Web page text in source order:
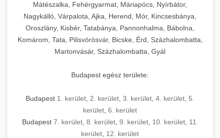
Mátészalka, Fehérgyarmat, Máriapócs, Nyírbátor,
Nagykálló, Várpalota, Ajka, Herend, Mór, Kincsesbánya,
Oroszlány, Kisbér, Tatabánya, Pannonhalma, Bábolna,
Komárom, Tata, Pilisvörösvár, Bicske, Érd, Százhalombatta,
Martonvásár, Százhalombatta, Gyál
Budapest egész területe:
Budapest 1. kerület 2. kerület 3. kerület 4. kerület 5.
kerület 6. kerület
Budapest 7. kerület, 8. kerület, 9. kerület, 10. kerület, 11.
kerület 12. kerület